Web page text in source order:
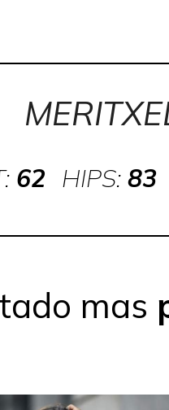
62 HIPS: 83
mas